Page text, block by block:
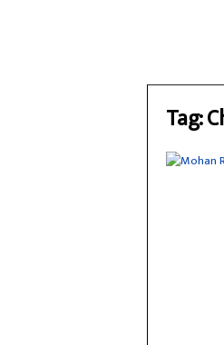
Tag: